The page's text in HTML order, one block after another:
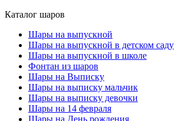
Каталог шаров
Шары на выпускной
Шары на выпускной в детском саду
Шары на выпускной в школе
Фонтан из шаров
Шары на Выписку
Шары на выписку мальчик
Шары на выписку девочки
Шары на 14 февраля
Шары на День рождения